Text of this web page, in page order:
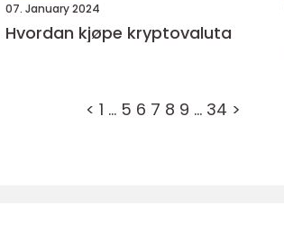
07. January 2024
Hvordan kjøpe kryptovaluta
< 1 … 5 6 7 8 9 … 34 >